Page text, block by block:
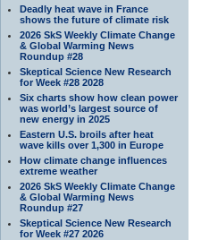
Deadly heat wave in France
shows the future of climate risk
2026 SkS Weekly Climate Change
& Global Warming News
Roundup #28
Skeptical Science New Research
for Week #28 2028
Six charts show how clean power
was world’s largest source of
new energy in 2025
Eastern U.S. broils after heat
wave kills over 1,300 in Europe
How climate change influences
extreme weather
2026 SkS Weekly Climate Change
& Global Warming News
Roundup #27
Skeptical Science New Research
for Week #27 2026